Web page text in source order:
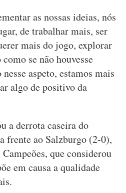
as nossas ideias, nós
de trabalhar mais, ser
mais do jogo, explorar
se não houvesse
aspeto, estamos mais
algo de positivo da
a derrota caseira do
frente ao Salzburgo (2-0),
que considerou
em causa a qualidade